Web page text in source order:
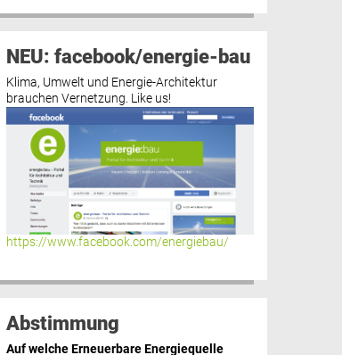
NEU: facebook/energie-bau
Klima, Umwelt und Energie-Architektur
brauchen Vernetzung. Like us!
https://www.facebook.com/energiebau/
Abstimmung
Auf welche Erneuerbare Energiequelle